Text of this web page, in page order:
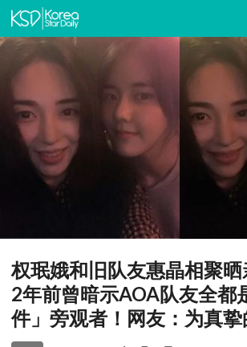
权珉娥和旧队友惠晶相聚晒
2年前曾暗示AOA队友全都
件」旁观者！网友：为真